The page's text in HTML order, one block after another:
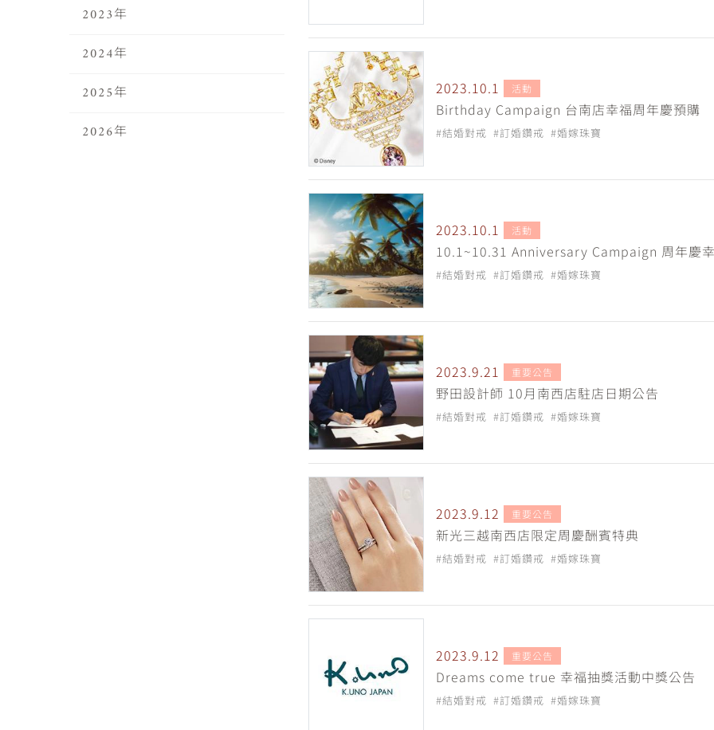
2023年
2024年
2025年
2026年
2023.10.1 活動
Birthday Campaign 台南店幸福周年慶預購
#結婚對戒 #訂婚鑽戒 #婚嫁珠寶
2023.10.1 活動
10.1~10.31 Anniversary Campaign 周年慶
#結婚對戒 #訂婚鑽戒 #婚嫁珠寶
2023.9.21 重要公告
野田設計師 10月南西店駐店日期公告
#結婚對戒 #訂婚鑽戒 #婚嫁珠寶
2023.9.12 重要公告
新光三越南西店限定周慶酬賓特典
#結婚對戒 #訂婚鑽戒 #婚嫁珠寶
2023.9.12 重要公告
Dreams come true 幸福抽獎活動中獎公告
#結婚對戒 #訂婚鑽戒 #婚嫁珠寶